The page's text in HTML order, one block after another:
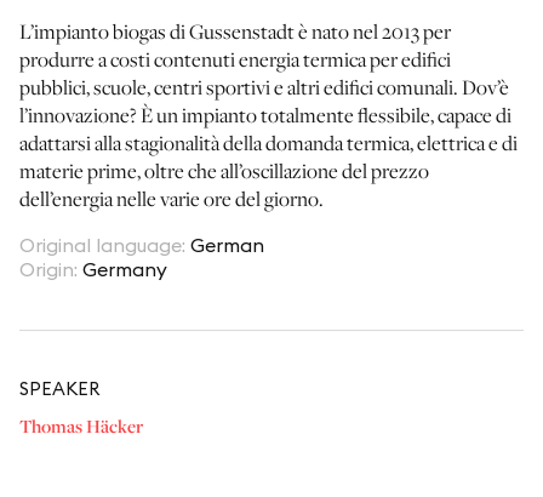
netzerotube
L’impianto biogas di Gussenstadt è nato nel 2013 per
produrre a costi contenuti energia termica per edifici
pubblici, scuole, centri sportivi e altri edifici comunali. Dov’è
l’innovazione? È un impianto totalmente flessibile, capace di
adattarsi alla stagionalità della domanda termica, elettrica e di
materie prime, oltre che all’oscillazione del prezzo
dell’energia nelle varie ore del giorno.
Original language: German
Origin: Germany
SPEAKER
Thomas Häcker